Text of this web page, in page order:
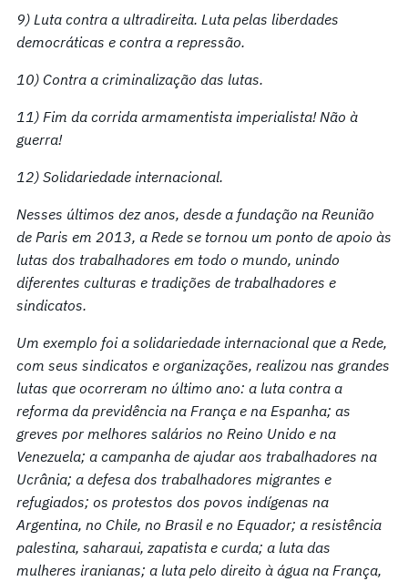
9) Luta contra a ultradireita. Luta pelas liberdades
democráticas e contra a repressão.
10) Contra a criminalização das lutas.
11) Fim da corrida armamentista imperialista! Não à
guerra!
12) Solidariedade internacional.
Nesses últimos dez anos, desde a fundação na Reunião
de Paris em 2013, a Rede se tornou um ponto de apoio às
lutas dos trabalhadores em todo o mundo, unindo
diferentes culturas e tradições de trabalhadores e
sindicatos.
Um exemplo foi a solidariedade internacional que a Rede,
com seus sindicatos e organizações, realizou nas grandes
lutas que ocorreram no último ano: a luta contra a
reforma da previdência na França e na Espanha; as
greves por melhores salários no Reino Unido e na
Venezuela; a campanha de ajudar aos trabalhadores na
Ucrânia; a defesa dos trabalhadores migrantes e
refugiados; os protestos dos povos indígenas na
Argentina, no Chile, no Brasil e no Equador; a resistência
palestina, saharaui, zapatista e curda; a luta das
mulheres iranianas; a luta pelo direito à água na França,